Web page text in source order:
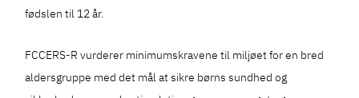
fødslen til 12 år.
FCCERS-R vurderer minimumskravene til miljøet for en bred
aldersgruppe med det mål at sikre børns sundhed og